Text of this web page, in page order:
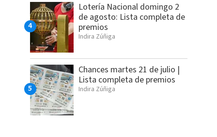
Lotería Nacional domingo 2
de agosto: Lista completa de
premios
Indira Zúñiga
Chances martes 21 de julio |
Lista completa de premios
Indira Zúñiga